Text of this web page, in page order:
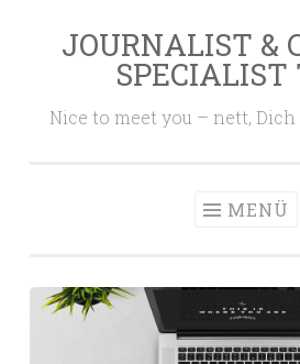
JOURNALIST &
SPECIALIST
Nice to meet you – nett,
MENÜ